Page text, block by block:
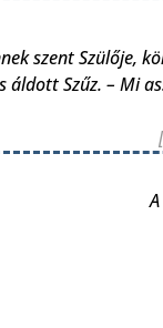
szent Szülője,
áldott Szűz. – Mi